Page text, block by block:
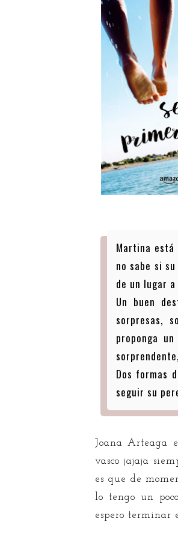
Martina está
no sabe si
de un lugar
Un buen
sorpresas,
proponga
Dos formas
seguir su
Joana Arteaga
vasco jajaja
es que de
lo tengo un
espero terminar